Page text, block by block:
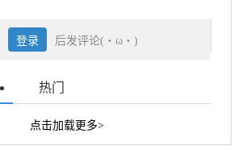
登录 后发评论(・ω・)
热门
点击加载更多>